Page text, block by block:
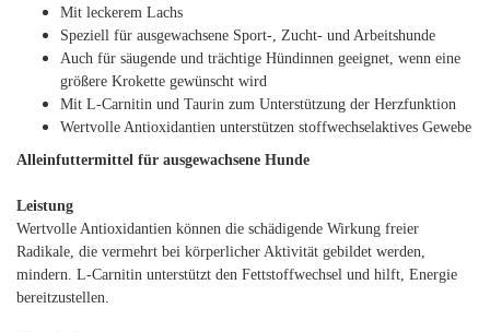
Mit leckerem Lachs
Speziell für ausgewachsene Sport-, Zucht- und Arbeitshunde
Auch für säugende und trächtige Hündinnen geeignet, wenn eine
größere Krokette gewünscht wird
Mit L-Carnitin und Taurin zum Unterstützung der Herzfunktion
Wertvolle Antioxidantien unterstützen stoffwechselaktives Gewebe
Alleinfuttermittel für ausgewachsene Hunde
Leistung
Wertvolle Antioxidantien können die schädigende Wirkung freier
Radikale, die vermehrt bei körperlicher Aktivität gebildet werden,
mindern. L-Carnitin unterstützt den Fettstoffwechsel und hilft, Energie
bereitzustellen.